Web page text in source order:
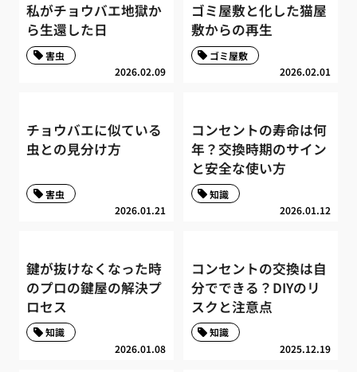
私がチョウバエ地獄か
ら生還した日
2026.02.09
害虫
ゴミ屋敷と化した猫屋
敷からの再生
2026.02.01
ゴミ屋敷
チョウバエに似ている
虫との見分け方
2026.01.21
害虫
コンセントの寿命は何
年？交換時期のサイン
と安全な使い方
2026.01.12
知識
鍵が抜けなくなった時
のプロの鍵屋の解決プ
ロセス
2026.01.08
知識
コンセントの交換は自
分でできる？DIYのリ
スクと注意点
2025.12.19
知識